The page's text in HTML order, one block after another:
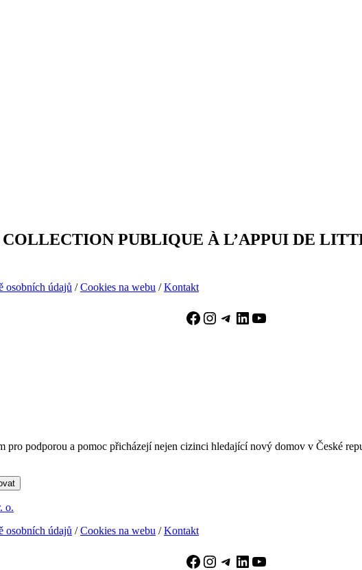
COLLECTION PUBLIQUE À L’APPUI DE
osobních údajů /Cookies na webu /Kontakt
Facebook
Instagram
Telegram
LinkedIn
YouTube
pro podporou a pomoc přicházejí nejen cizinci hledající nový domov v České
o.
osobních údajů /Cookies na webu /Kontakt
Facebook
Instagram
Telegram
LinkedIn
YouTube